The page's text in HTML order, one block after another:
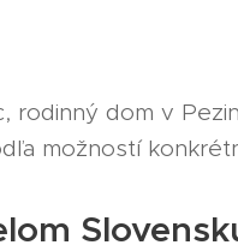
rodinný dom v
možností